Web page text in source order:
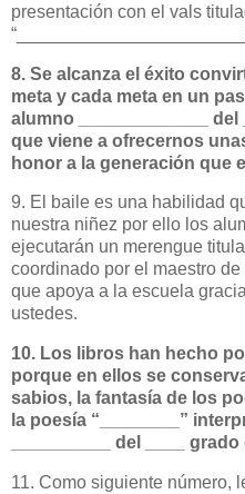
presentación con el vals
8. Se alcanza el éxito
meta y cada meta en un
alumno _____________
que viene a ofrecernos
honor a la generación que
9. El baile es una habilidad
nuestra niñez por ello los
ejecutarán un merengue
coordinado por el maestro
que apoya a la escuela
ustedes.
10. Los libros han hecho
porque en ellos se
sabios, la fantasía de los
la poesía “________”
__________ del ____
11. Como siguiente número,